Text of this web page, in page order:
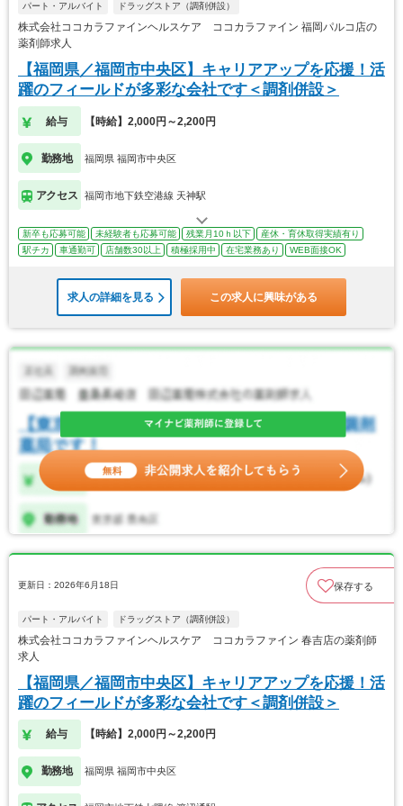
パート・アルバイト ドラッグストア（調剤併設）
株式会社ココカラファインヘルスケア ココカラファイン 福岡パルコ店の
薬剤師求人
【福岡県／福岡市中央区】キャリアアップを応援！活
躍のフィールドが多彩な会社です＜調剤併設＞
給与 【時給】2,000円～2,200円
勤務地 福岡県 福岡市中央区
アクセス 福岡市地下鉄空港線 天神駅
新卒も応募可能 未経験者も応募可能 残業月10ｈ以下
産休・育休取得実績有り
駅チカ
車通勤可 店舗数30以上 積極採用中 在宅業務あり WEB面接OK
求人の詳細を見る この求人に興味がある
更新日：2026年6月18日 保存する
パート・アルバイト ドラッグストア（調剤併設）
株式会社ココカラファインヘルスケア ココカラファイン 春吉店の薬剤師
求人
【福岡県／福岡市中央区】キャリアアップを応援！活
躍のフィールドが多彩な会社です＜調剤併設＞
給与 【時給】2,000円～2,200円
勤務地 福岡県 福岡市中央区